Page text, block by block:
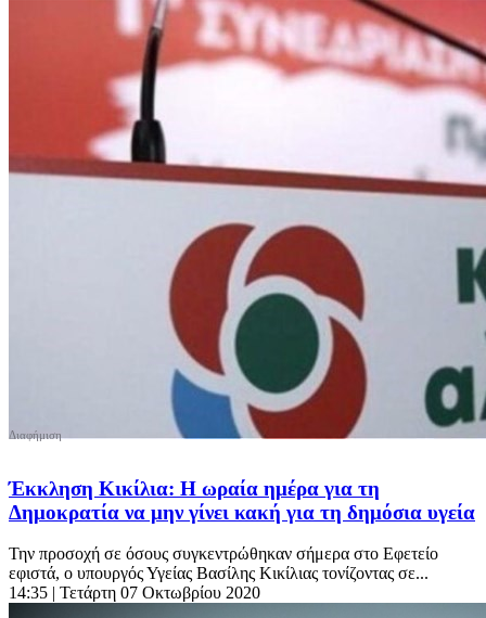
Έκκληση Κικίλια: Η ωραία ημέρα για τη
Δημοκρατία να μην γίνει κακή για τη δημόσια υγεία
Την προσοχή σε όσους συγκεντρώθηκαν σήμερα στο Εφετείο
εφιστά, ο υπουργός Υγείας Βασίλης Κικίλιας τονίζοντας σε...
14:35 | Τετάρτη 07 Οκτωβρίου 2020